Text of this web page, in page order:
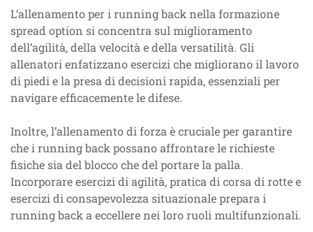
L’allenamento per i running back nella formazione
spread option si concentra sul miglioramento
dell’agilità, della velocità e della versatilità. Gli
allenatori enfatizzano esercizi che migliorano il lavoro
di piedi e la presa di decisioni rapida, essenziali per
navigare efficacemente le difese.
Inoltre, l’allenamento di forza è cruciale per garantire
che i running back possano affrontare le richieste
fisiche sia del blocco che del portare la palla.
Incorporare esercizi di agilità, pratica di corsa di rotte e
esercizi di consapevolezza situazionale prepara i
running back a eccellere nei loro ruoli multifunzionali.